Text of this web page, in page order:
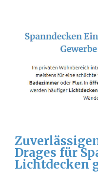
Drages für
Lichtdecken